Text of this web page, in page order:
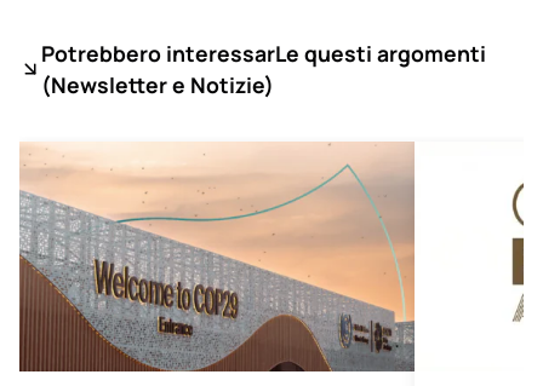
Potrebbero interessarLe questi argomenti
(Newsletter e Notizie)